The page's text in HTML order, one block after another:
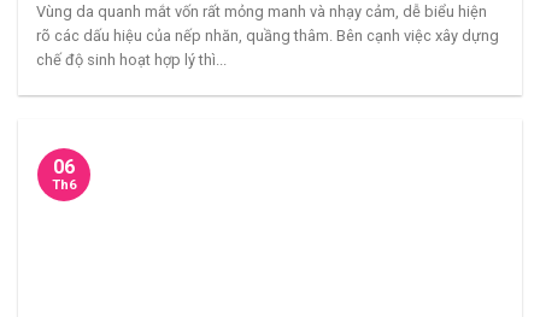
Vùng da quanh mắt vốn rất mỏng manh và nhạy cảm, dễ biểu hiện
rõ các dấu hiệu của nếp nhăn, quầng thâm. Bên cạnh việc xây dựng
chế độ sinh hoạt hợp lý thì...
06
Th6